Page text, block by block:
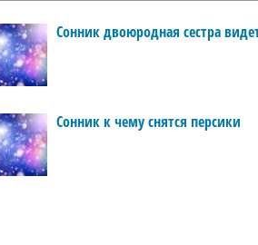
Сонник двоюродная сестра
Сонник к чему снятся персики